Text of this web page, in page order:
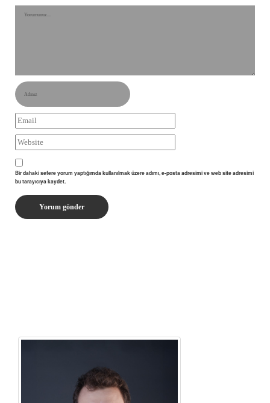
Bir dahaki sefere yorum yaptığımda kullanılmak üzere adımı, e-posta adresimi ve web site adresimi
bu tarayıcıya kaydet.